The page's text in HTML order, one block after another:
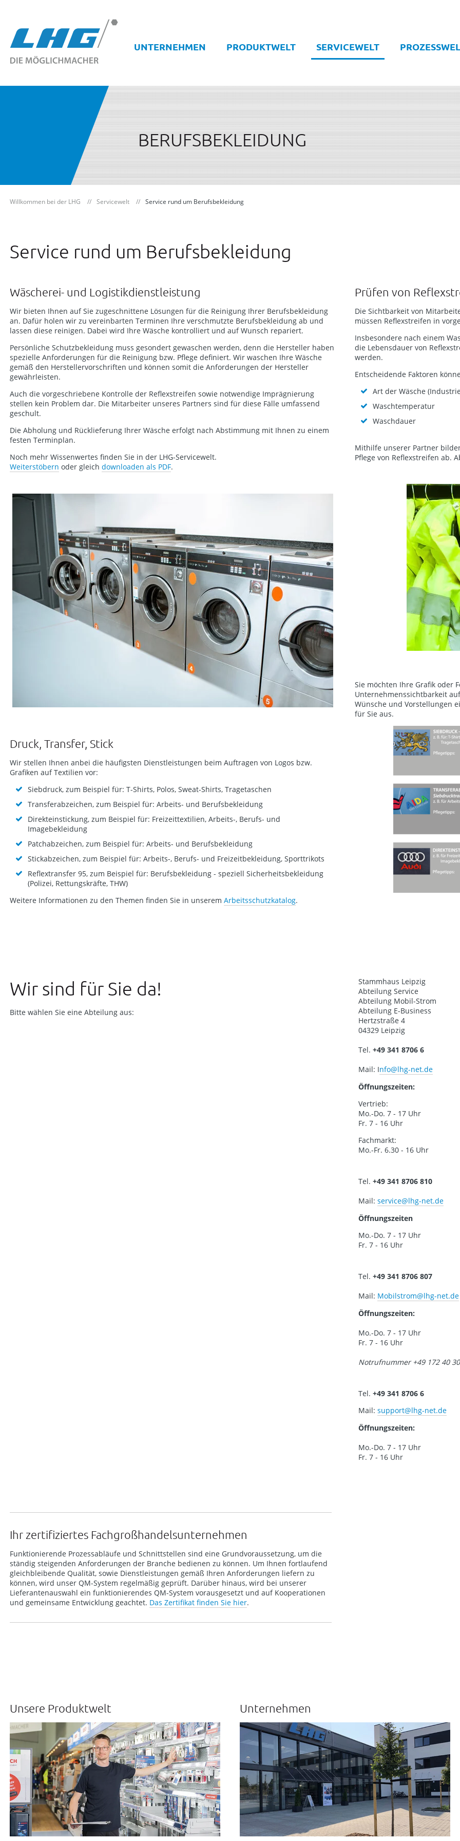
UNTERNEHMEN PRODUKTWELT SERVICEWELT
BERUFSBEKLEIDUNG
Willkommen bei der LHG Servicewelt Service rund um Berufsbekleidung
Service rund um Berufsbekleidung
Wäscherei- und Logistikdienstleistung
Wir bieten Ihnen auf Sie zugeschnittene Lösungen für die Reinigung Ihrer Berufsbekleidung
an. Dafür holen wir zu vereinbarten Terminen Ihre verschmutzte Berufsbekleidung ab und
lassen diese reinigen. Dabei wird Ihre Wäsche kontrolliert und auf Wunsch repariert.
Persönliche Schutzbekleidung muss gesondert gewaschen werden, denn die Hersteller haben
spezielle Anforderungen für die Reinigung bzw. Pflege definiert. Wir waschen Ihre Wäsche
gemäß den Herstellervorschriften und können somit die Anforderungen der Hersteller
gewährleisten.
Auch die vorgeschriebene Kontrolle der Reflexstreifen sowie notwendige Imprägnierung
stellen kein Problem dar. Die Mitarbeiter unseres Partners sind für diese Fälle umfassend
geschult.
Die Abholung und Rücklieferung Ihrer Wäsche erfolgt nach Abstimmung mit Ihnen zu einem
festen Terminplan.
Noch mehr Wissenwertes finden Sie in der LHG-Servicewelt.
Weiterstöbern oder gleich downloaden als PDF.
Druck, Transfer, Stick
Wir stellen Ihnen anbei die häufigsten Dienstleistungen beim Auftragen von Logos bzw.
Grafiken auf Textilien vor:
Siebdruck, zum Beispiel für: T-Shirts, Polos, Sweat-Shirts, Tragetaschen
Transferabzeichen, zum Beispiel für: Arbeits- und Berufsbekleidung
Direkteinstickung, zum Beispiel für: Freizeittextilien, Arbeits-, Berufs- und
Imagebekleidung
Patchabzeichen, zum Beispiel für: Arbeits- und Berufsbekleidung
Stickabzeichen, zum Beispiel für: Arbeits-, Berufs- und Freizeitbekleidung, Sporttrikots
Reflextransfer 95, zum Beispiel für: Berufsbekleidung - speziell Sicherheitsbekleidung
(Polizei, Rettungskräfte, THW)
Weitere Informationen zu den Themen finden Sie in unserem Arbeitsschutzkatalog.
Prüfen von
Die Sichtbarkeit von
müssen Reflexstreifen in
Insbesondere nach einem
die Lebensdauer von
werden.
Entscheidende Faktoren
Art der Wäsche
Waschtemperatur
Waschdauer
Mithilfe unserer Partner
Pflege von Reflexstreifen ab.
Sie möchten Ihre Grafik oder
Unternehmenssichtbarkeit
Wünsche und Vorstellungen
für Sie aus.
Wir sind für Sie da!
Bitte wählen Sie eine Abteilung aus:
Stammhaus Leipzig
Abteilung Service
Abteilung Mobil-Strom
Abteilung E-Business
Hertzstraße 4
04329 Leipzig
Tel.+49 341 8706 6
Mail: Info@lhg-net.de
Öffnungszeiten:
Vertrieb:
Mo.-Do. 7 - 17 Uhr
Fr. 7 - 16 Uhr
Fachmarkt:
Mo.-Fr. 6.30 - 16 Uhr
Tel.+49 341 8706 810
Mail:service@lhg-net.de
Öffnungszeiten
Mo.-Do. 7 - 17 Uhr
Fr. 7 - 16 Uhr
Tel.+49 341 8706 807
Mail: Mobilstrom@lhg-net.de
Öffnungszeiten:
Mo.-Do. 7 - 17 Uhr
Fr. 7 - 16 Uhr
Notrufnummer +49 172 40
Tel.+49 341 8706 6
Mail: support@lhg-net.de
Öffnungszeiten:
Mo.-Do. 7 - 17 Uhr
Fr. 7 - 16 Uhr
Ihr zertifiziertes Fachgroßhandelsunternehmen
Funktionierende Prozessabläufe und Schnittstellen sind eine Grundvoraussetzung, um die
ständig steigenden Anforderungen der Branche bedienen zu können. Um Ihnen fortlaufend
gleichbleibende Qualität, sowie Dienstleistungen gemäß Ihren Anforderungen liefern zu
können, wird unser QM-System regelmäßig geprüft. Darüber hinaus, wird bei unserer
Lieferantenauswahl ein funktionierendes QM-System vorausgesetzt und auf Kooperationen
und gemeinsame Entwicklung geachtet. Das Zertifikat finden Sie hier.
Unsere Produktwelt Unternehmen